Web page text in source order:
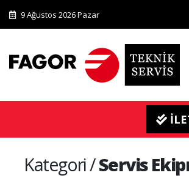
9 Ağustos 2026 Pazar
Kategori /Servis